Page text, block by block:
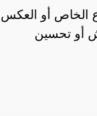
الخاص أو العكس
أو تحسين